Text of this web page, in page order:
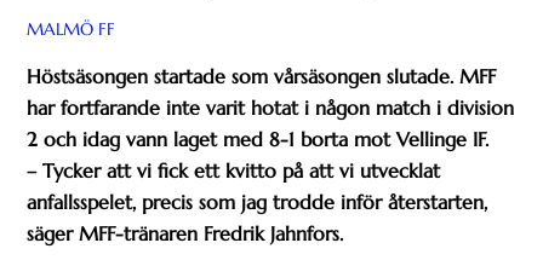
MALMÖ FF
Höstsäsongen startade som vårsäsongen slutade. MFF
har fortfarande inte varit hotat i någon match i division
2 och idag vann laget med 8-1 borta mot Vellinge IF.
– Tycker att vi fick ett kvitto på att vi utvecklat
anfallsspelet, precis som jag trodde inför återstarten,
säger MFF-tränaren Fredrik Jahnfors.